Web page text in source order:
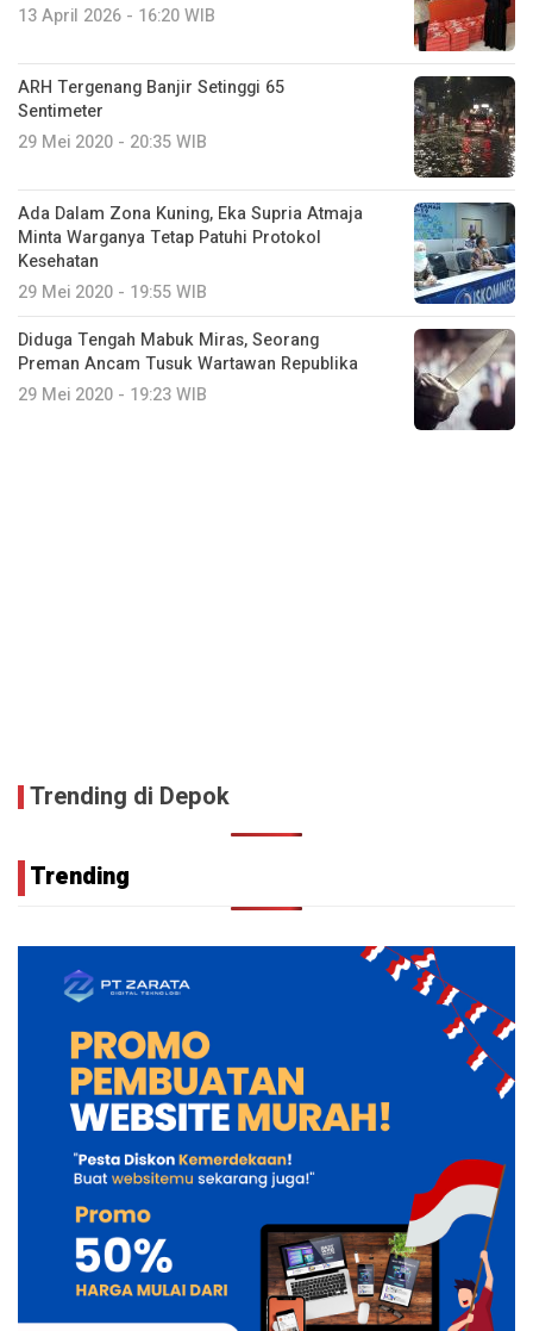
13 April 2026 - 16:20 WIB
ARH Tergenang Banjir Setinggi 65
Sentimeter
29 Mei 2020 - 20:35 WIB
Ada Dalam Zona Kuning, Eka Supria Atmaja
Minta Warganya Tetap Patuhi Protokol
Kesehatan
29 Mei 2020 - 19:55 WIB
Diduga Tengah Mabuk Miras, Seorang
Preman Ancam Tusuk Wartawan Republika
29 Mei 2020 - 19:23 WIB
Trending di Depok
Trending